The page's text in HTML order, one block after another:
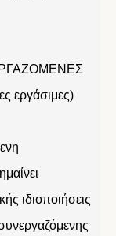
εργάσιμες)
ιδιοποιήσεις